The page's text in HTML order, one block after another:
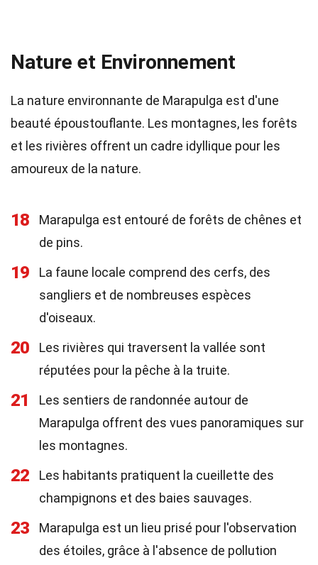
Nature et Environnement
La nature environnante de Marapulga est d'une
beauté époustouflante. Les montagnes, les forêts
et les rivières offrent un cadre idyllique pour les
amoureux de la nature.
18
Marapulga est entouré de forêts de chênes et
de pins.
19
La faune locale comprend des cerfs, des
sangliers et de nombreuses espèces
d'oiseaux.
20
Les rivières qui traversent la vallée sont
réputées pour la pêche à la truite.
21
Les sentiers de randonnée autour de
Marapulga offrent des vues panoramiques sur
les montagnes.
22
Les habitants pratiquent la cueillette des
champignons et des baies sauvages.
23
Marapulga est un lieu prisé pour l'observation
des étoiles, grâce à l'absence de pollution